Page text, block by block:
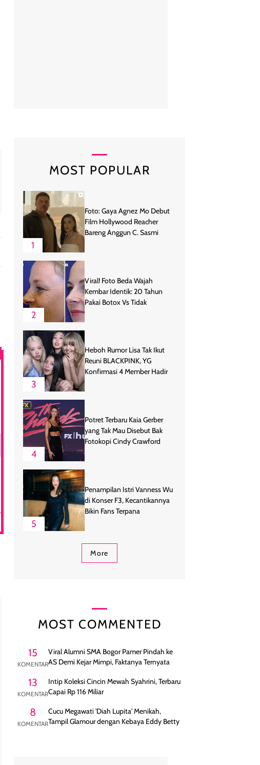
MOST POPULAR
1
Foto: Gaya Agnez Mo Debut
Film Hollywood Reacher
Bareng Anggun C. Sasmi
2
Viral! Foto Beda Wajah
Kembar Identik: 20 Tahun
Pakai Botox Vs Tidak
3
Heboh Rumor Lisa Tak Ikut
Reuni BLACKPINK, YG
Konfirmasi 4 Member Hadir
4
Potret Terbaru Kaia Gerber
yang Tak Mau Disebut Bak
Fotokopi Cindy Crawford
5
Penampilan Istri Vanness Wu
di Konser F3, Kecantikannya
Bikin Fans Terpana
More
MOST COMMENTED
15
KOMENTAR
Viral Alumni SMA Bogor Pamer Pindah ke
AS Demi Kejar Mimpi, Faktanya Ternyata
13
KOMENTAR
Intip Koleksi Cincin Mewah Syahrini, Terbaru
Capai Rp 116 Miliar
8
KOMENTAR
Cucu Megawati 'Diah Lupita' Menikah,
Tampil Glamour dengan Kebaya Eddy Betty